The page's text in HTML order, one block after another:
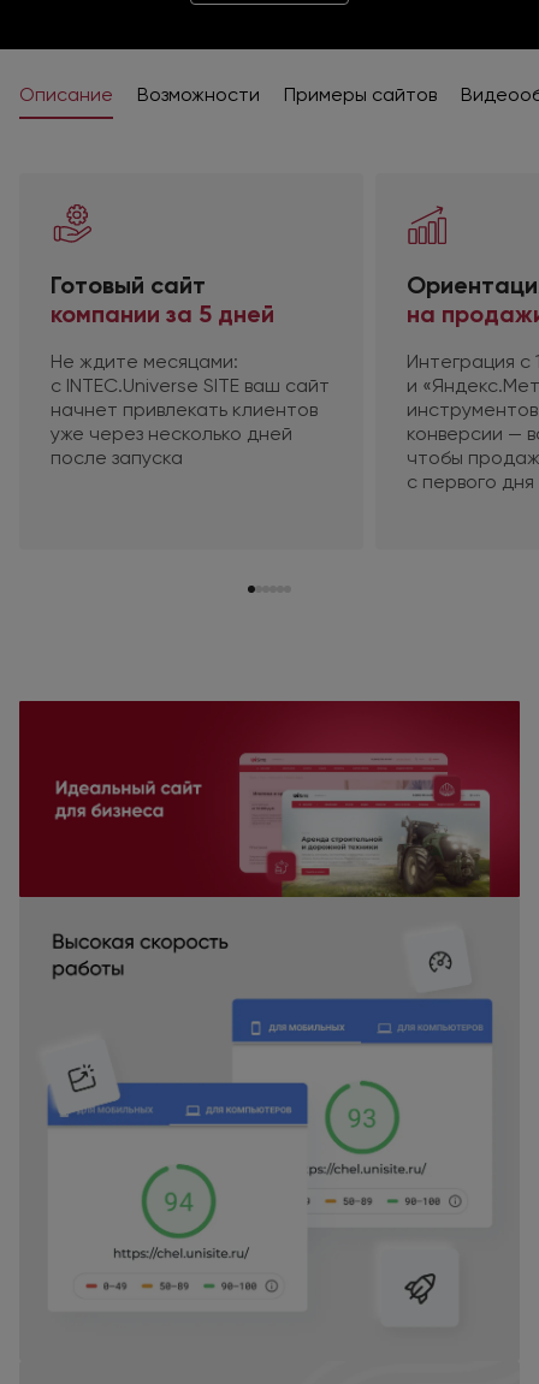
Описание Возможности Примеры сайтов
Готовый сайт
компании за 5 дней
Не ждите месяцами:
с INTEC.Universe SITE ваш сайт
начнет привлекать клиентов
уже через несколько дней
после запуска
на
Интеграция с
и
конверсии —
чтобы
с первого дня